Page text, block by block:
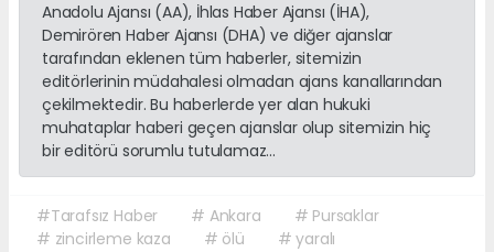
Anadolu Ajansı (AA), İhlas Haber Ajansı (İHA),
Demirören Haber Ajansı (DHA) ve diğer ajanslar
tarafından eklenen tüm haberler, sitemizin
editörlerinin müdahalesi olmadan ajans kanallarından
çekilmektedir. Bu haberlerde yer alan hukuki
muhataplar haberi geçen ajanslar olup sitemizin hiç
bir editörü sorumlu tutulamaz...
#Tarafsız Haber # Ankara
# Pursaklar
# zincirleme kaza
# ölü # yaralı